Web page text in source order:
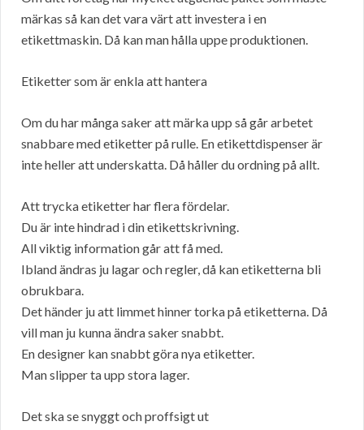
märkas så kan det vara värt att investera i en
etikettmaskin. Då kan man hålla uppe produktionen.
Etiketter som är enkla att hantera
Om du har många saker att märka upp så går arbetet
snabbare med etiketter på rulle. En etikettdispenser är
inte heller att underskatta. Då håller du ordning på allt.
Att trycka etiketter har flera fördelar.
Du är inte hindrad i din etikettskrivning.
All viktig information går att få med.
Ibland ändras ju lagar och regler, då kan etiketterna bli
obrukbara.
Det händer ju att limmet hinner torka på etiketterna. Då
vill man ju kunna ändra saker snabbt.
En designer kan snabbt göra nya etiketter.
Man slipper ta upp stora lager.
Det ska se snyggt och proffsigt ut